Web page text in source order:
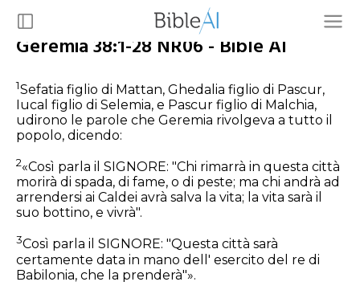
Geremia 38:1-28 NR06 - Bible AI
1Sefatia figlio di Mattan, Ghedalia figlio di Pascur,
Iucal figlio di Selemia, e Pascur figlio di Malchia,
udirono le parole che Geremia rivolgeva a tutto il
popolo, dicendo:
2«Così parla il SIGNORE: "Chi rimarrà in questa città
morirà di spada, di fame, o di peste; ma chi andrà ad
arrendersi ai Caldei avrà salva la vita; la vita sarà il
suo bottino, e vivrà".
3Così parla il SIGNORE: "Questa città sarà
certamente data in mano dell' esercito del re di
Babilonia, che la prenderà"».